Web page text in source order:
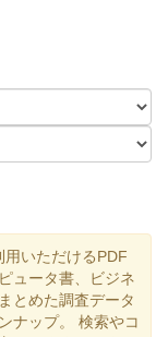
いただけるPDF
ュータ書、ビジネ
とめた調査データ
ナップ。 検索やコ